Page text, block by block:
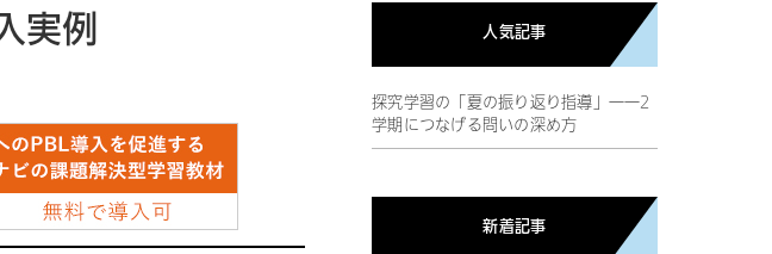
実例 人気記事
探究学習の「夏の振り返り指導」――2
学期につなげる問いの深め方
新着記事